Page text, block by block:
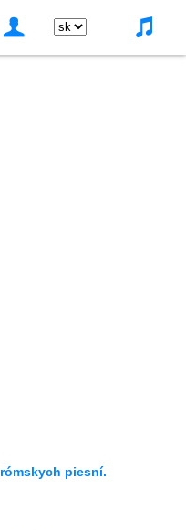
rómskych piesní.